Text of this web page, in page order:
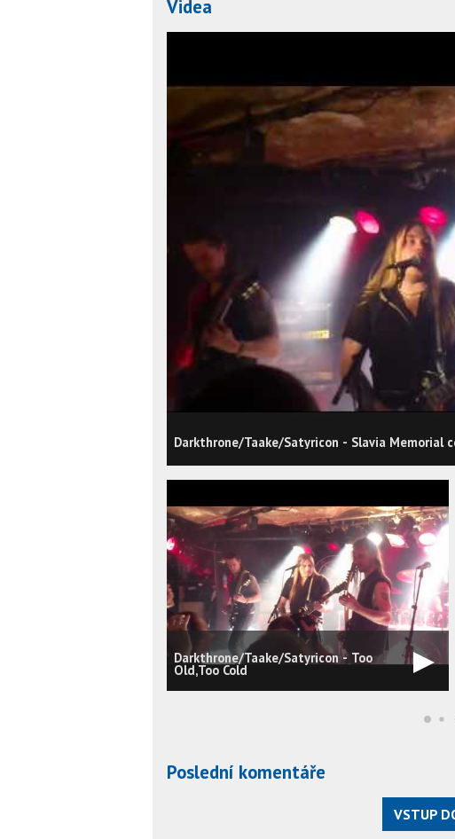
Videa
Darkthrone/Taake/Satyricon - Slavia Memorial
Darkthrone/Taake/Satyricon - Too
Old,Too Cold
Poslední komentáře
VSTUP